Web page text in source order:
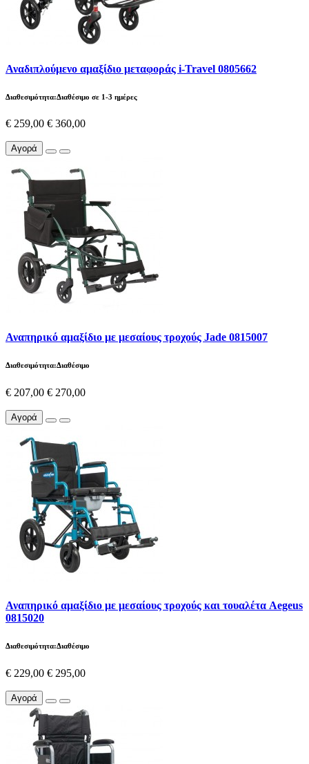
Αναδιπλούμενο αμαξίδιο μεταφοράς i-Travel 0805662
Διαθεσιμότητα:Διαθέσιμο σε 1-3 ημέρες
€ 259,00 € 360,00
Αγορά
Αναπηρικό αμαξίδιο με μεσαίους τροχούς Jade 0815007
Διαθεσιμότητα:Διαθέσιμο
€ 207,00 € 270,00
Αγορά
Αναπηρικό αμαξίδιο με μεσαίους τροχούς και τουαλέτα Aegeus
0815020
Διαθεσιμότητα:Διαθέσιμο
€ 229,00 € 295,00
Αγορά